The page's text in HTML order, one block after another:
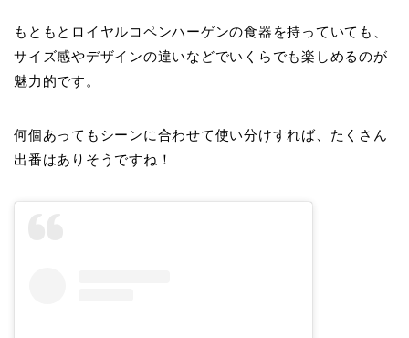
もともとロイヤルコペンハーゲンの食器を持っていても、
サイズ感やデザインの違いなどでいくらでも楽しめるのが
魅力的です。
何個あってもシーンに合わせて使い分けすれば、たくさん
出番はありそうですね！